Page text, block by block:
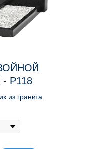
Р118
из гранита